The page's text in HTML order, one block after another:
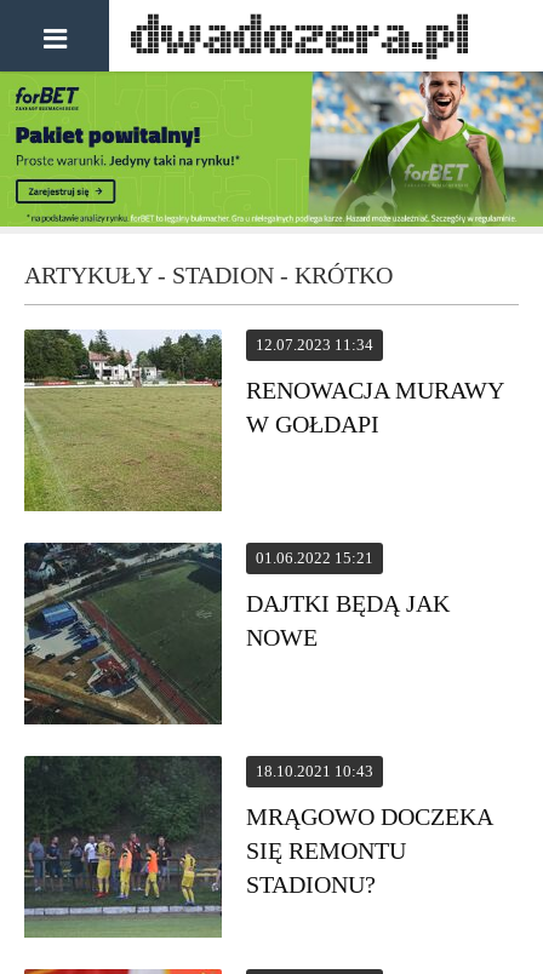
ARTYKUŁY - STADION - KRÓTKO
12.07.2023 11:34
RENOWACJA MURAWY
W GOŁDAPI
01.06.2022 15:21
DAJTKI BĘDĄ JAK
NOWE
18.10.2021 10:43
MRĄGOWO DOCZEKA
SIĘ REMONTU
STADIONU?